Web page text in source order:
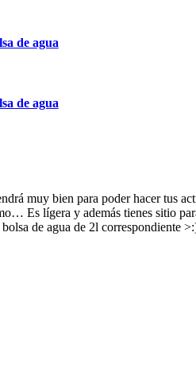
de agua
de agua
muy bien para poder hacer tus
Es lígera y además tienes sitio
de agua de 2l correspondiente